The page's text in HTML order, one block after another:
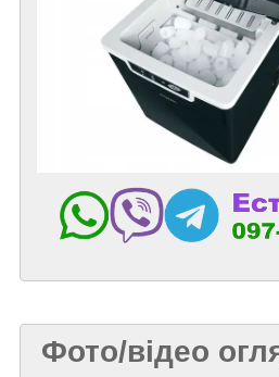
Фото/відео